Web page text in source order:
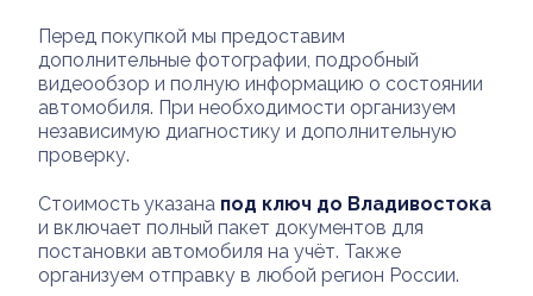
Перед покупкой мы предоставим
дополнительные фотографии, подробный
видеообзор и полную информацию о состоянии
автомобиля. При необходимости организуем
независимую диагностику и дополнительную
проверку.
Стоимость указана под ключ до Владивостока
и включает полный пакет документов для
постановки автомобиля на учёт. Также
организуем отправку в любой регион России.